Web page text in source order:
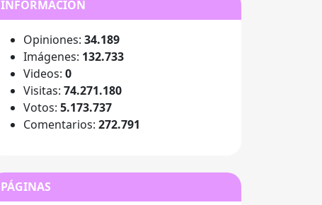
INFORMACIÓN
Opiniones: 34.189
Imágenes: 132.733
Videos: 0
Visitas: 74.271.180
Votos: 5.173.737
Comentarios: 272.791
PÁGINAS